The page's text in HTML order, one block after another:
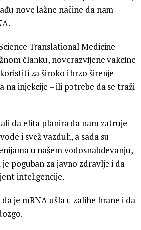
nove lažne načine da nam
Translational Medicine
članku, novorazvijene vakcine
za široko i brzo širenje
na injekcije – ili potrebe da se traži
da elita planira da nam zatruje
i svež vazduh, a sada su
u našem vodosnabdevanju,
poguban za javno zdravlje i da
inteligencije.
je mRNA ušla u zalihe hrane i da